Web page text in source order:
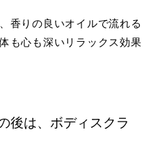
香りの良いオイルで流れる
も心も深いリラックス効果
後は、ボディスクラ